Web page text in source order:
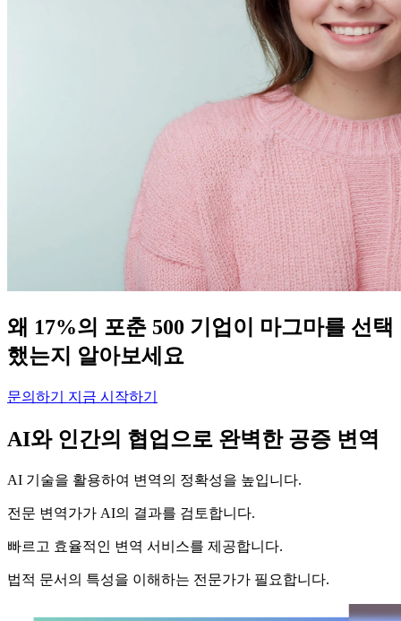
왜 17%의 포춘 500 기업이 마그마를 선택
했는지 알아보세요
문의하기 지금 시작하기
AI와 인간의 협업으로 완벽한 공증 변역
AI 기술을 활용하여 변역의 정확성을 높입니다.
전문 변역가가 AI의 결과를 검토합니다.
빠르고 효율적인 변역 서비스를 제공합니다.
법적 문서의 특성을 이해하는 전문가가 필요합니다.